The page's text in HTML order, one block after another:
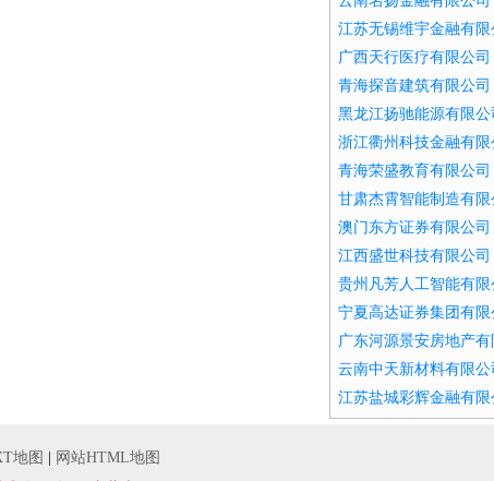
江苏无锡维宇金融有限
广西天行医疗有限公司
青海探音建筑有限公司
黑龙江扬驰能源有限公
浙江衢州科技金融有限
青海荣盛教育有限公司
甘肃杰霄智能制造有限
澳门东方证券有限公司
江西盛世科技有限公司
贵州凡芳人工智能有限
宁夏高达证券集团有限
广东河源景安房地产有
云南中天新材料有限公
江苏盐城彩辉金融有限
地图
网站HTML地图